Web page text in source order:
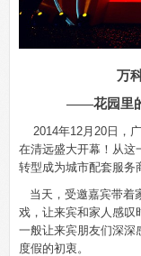
万
——花园里
2014年12月 20 日，
在清远盛大开幕！从这
转型成为城市配套服务
当天，受邀嘉宾带着
戏，让来宾和家人感叹
一般让来宾朋友们深深
度假的初衷。